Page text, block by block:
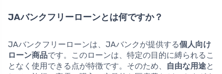
JAバンクフリーローンとは何ですか？
JAバンクフリーローンは、JAバンクが提供する個人向け
ローン商品です。このローンは、特定の目的に縛られるこ
となく使用できる点が特徴です。そのため、
自由な用途と